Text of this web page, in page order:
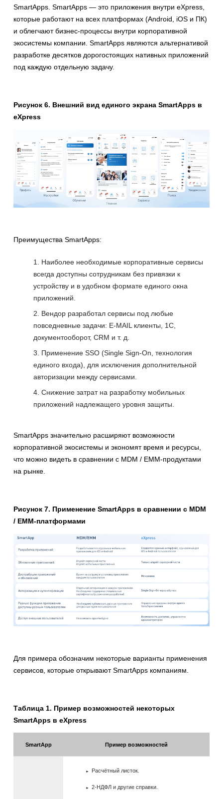
SmartApps. SmartApps — это приложения внутри eXpress,
которые работают на всех платформах (Android, iOS и ПК)
и облегчают бизнес-процессы внутри корпоративной
экосистемы компании. SmartApps являются альтернативой
разработке десятков дорогостоящих нативных приложений
под каждую отдельную задачу.
Рисунок 6. Внешний вид единого экрана SmartApps в
eXpress
Преимущества SmartApps:
Наиболее необходимые корпоративные сервисы
всегда доступны сотрудникам без привязки к
устройству и в удобном формате единого окна
приложений.
Вендор разработал сервисы под любые
повседневные задачи: E-MAIL клиенты, 1C,
документооборот, CRM и т. д.
Применение SSO (Single Sign-On, технология
единого входа), для исключения дополнительной
авторизации между сервисами.
Снижение затрат на разработку мобильных
приложений надлежащего уровня защиты.
SmartApps значительно расширяют возможности
корпоративной экосистемы и экономят время и ресурсы,
что можно видеть в сравнении с MDM / EMM-продуктами
на рынке.
Рисунок 7. Применение SmartApps в сравнении с MDM
/ EMM-платформами
Для примера обозначим некоторые варианты применения
сервисов, которые открывают SmartApps компаниям.
Таблица 1. Пример возможностей некоторых
SmartApps в eXpress
SmartApp Пример возможностей
Расчётный листок.
2-НДФЛ и другие справки.